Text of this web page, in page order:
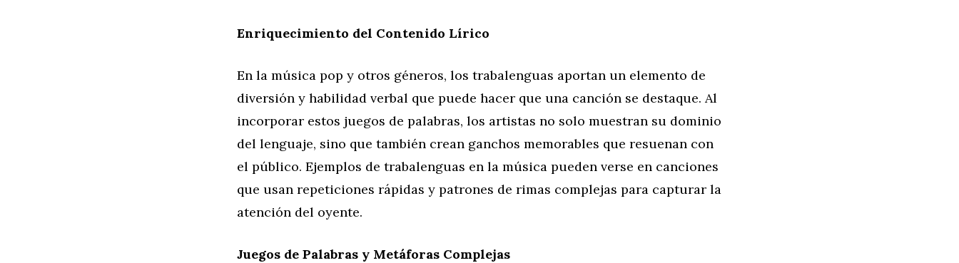
Enriquecimiento del Contenido Lírico
En la música pop y otros géneros, los trabalenguas aportan un elemento de
diversión y habilidad verbal que puede hacer que una canción se destaque. Al
incorporar estos juegos de palabras, los artistas no solo muestran su dominio
del lenguaje, sino que también crean ganchos memorables que resuenan con
el público. Ejemplos de trabalenguas en la música pueden verse en canciones
que usan repeticiones rápidas y patrones de rimas complejas para capturar la
atención del oyente.
Juegos de Palabras y Metáforas Complejas